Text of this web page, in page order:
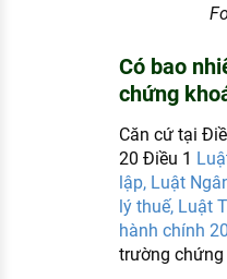
Có bao
chứng
Căn cứ tại
20 Điều 1
lập, Luật
lý thuế, Luật
hành chính
trường